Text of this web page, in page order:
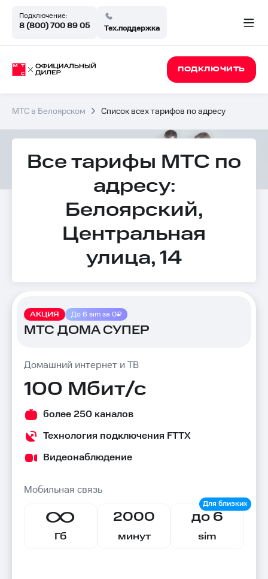
Подключение:
8 (800) 700 89 05 Тех.поддержка
ПОДКЛЮЧИТЬ
МТС в Белоярском Список всех тарифов по адресу
Все тарифы МТС по
адресу:
Белоярский,
Центральная
улица, 14
АКЦИЯ До 6 sim за 0₽
МТС ДОМА СУПЕР
Домашний интернет и ТВ
100 Мбит/с
более 250 каналов
Технология подключения FTTX
Видеонаблюдение
Мобильная связь
Гб
2000
минут
до 6
sim